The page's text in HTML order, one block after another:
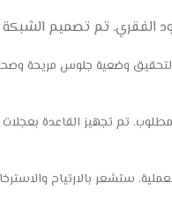
الفقري. تم تصميم
وضعية جلوس مريحة
تم تجهيز القاعدة
ستشعر بالارتياح